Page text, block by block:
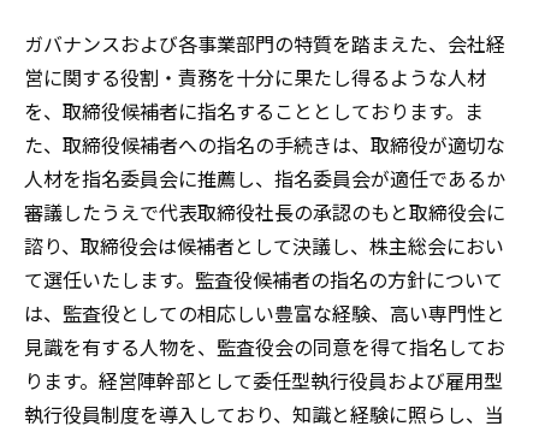
ガバナンスおよび各事業部門の特質を踏まえた、会社経
営に関する役割・責務を十分に果たし得るような人材
を、取締役候補者に指名することとしております。ま
た、取締役候補者への指名の手続きは、取締役が適切な
人材を指名委員会に推薦し、指名委員会が適任であるか
審議したうえで代表取締役社長の承認のもと取締役会に
諮り、取締役会は候補者として決議し、株主総会におい
て選任いたします。監査役候補者の指名の方針について
は、監査役としての相応しい豊富な経験、高い専門性と
見識を有する人物を、監査役会の同意を得て指名してお
ります。経営陣幹部として委任型執行役員および雇用型
執行役員制度を導入しており、知識と経験に照らし、当